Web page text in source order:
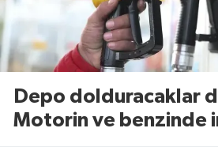
Depo dolduracaklar
Motorin ve benzinde